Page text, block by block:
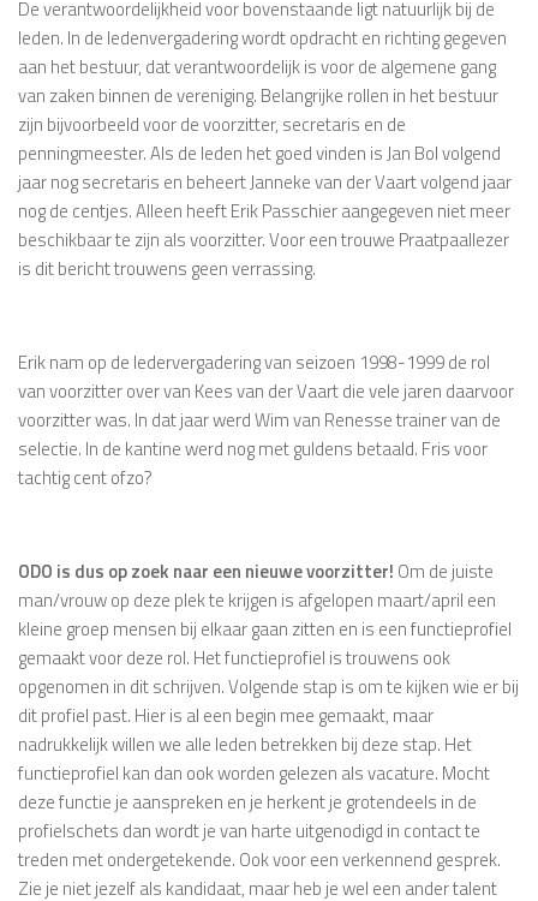
De verantwoordelijkheid voor bovenstaande ligt natuurlijk bij de
leden. In de ledenvergadering wordt opdracht en richting gegeven
aan het bestuur, dat verantwoordelijk is voor de algemene gang
van zaken binnen de vereniging. Belangrijke rollen in het bestuur
zijn bijvoorbeeld voor de voorzitter, secretaris en de
penningmeester. Als de leden het goed vinden is Jan Bol volgend
jaar nog secretaris en beheert Janneke van der Vaart volgend jaar
nog de centjes. Alleen heeft Erik Passchier aangegeven niet meer
beschikbaar te zijn als voorzitter. Voor een trouwe Praatpaallezer
is dit bericht trouwens geen verrassing.
Erik nam op de ledervergadering van seizoen 1998-1999 de rol
van voorzitter over van Kees van der Vaart die vele jaren daarvoor
voorzitter was. In dat jaar werd Wim van Renesse trainer van de
selectie. In de kantine werd nog met guldens betaald. Fris voor
tachtig cent ofzo?
ODO is dus op zoek naar een nieuwe voorzitter! Om de juiste
man/vrouw op deze plek te krijgen is afgelopen maart/april een
kleine groep mensen bij elkaar gaan zitten en is een functieprofiel
gemaakt voor deze rol. Het functieprofiel is trouwens ook
opgenomen in dit schrijven. Volgende stap is om te kijken wie er bij
dit profiel past. Hier is al een begin mee gemaakt, maar
nadrukkelijk willen we alle leden betrekken bij deze stap. Het
functieprofiel kan dan ook worden gelezen als vacature. Mocht
deze functie je aanspreken en je herkent je grotendeels in de
profielschets dan wordt je van harte uitgenodigd in contact te
treden met ondergetekende. Ook voor een verkennend gesprek.
Zie je niet jezelf als kandidaat, maar heb je wel een ander talent